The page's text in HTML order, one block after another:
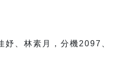
妤、林素月，分機2097、